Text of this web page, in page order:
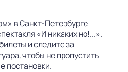
в Санкт-Петербурге
«И никаких но!...».
и следите за
чтобы не пропустить
постановки.